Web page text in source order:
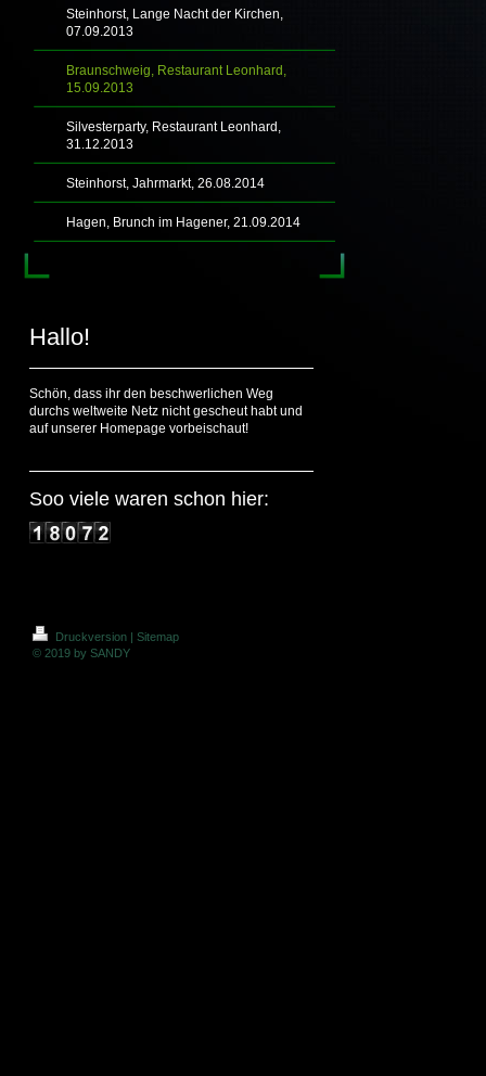
Steinhorst, Lange Nacht der Kirchen,
07.09.2013
Braunschweig, Restaurant Leonhard,
15.09.2013
Silvesterparty, Restaurant Leonhard,
31.12.2013
Steinhorst, Jahrmarkt, 26.08.2014
Hagen, Brunch im Hagener, 21.09.2014
Hallo!
Schön, dass ihr den beschwerlichen Weg
durchs weltweite Netz nicht gescheut habt und
auf unserer Homepage vorbeischaut!
Soo viele waren schon hier:
Druckversion | Sitemap
© 2019 by SANDY